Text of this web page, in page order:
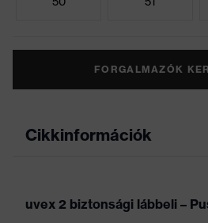
FORGALMAZÓK
Cikkinformációk
uvex 2 biztonsági lábbeli –